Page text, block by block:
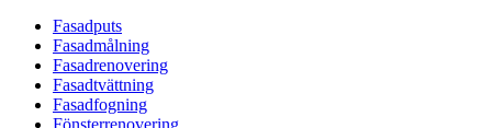
Fasadputs
Fasadmålning
Fasadrenovering
Fasadtvättning
Fasadfogning